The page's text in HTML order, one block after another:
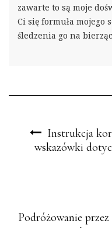
zawarte to są moje
Ci się formuła mojego
śledzenia go na
Instrukcja
wskazówki
Podróżowanie